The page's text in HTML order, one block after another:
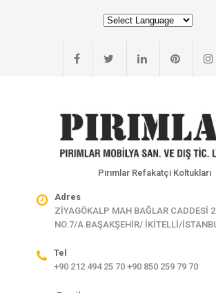
Pırımlar Refakatçi Koltukları
Adres
ZİYAGÖKALP MAH BAĞLAR CADDESİ
NO:7/A BAŞAKŞEHİR/ İKİTELLİ/
Tel
+90 212 494 25 70 +90 850 259 79 70